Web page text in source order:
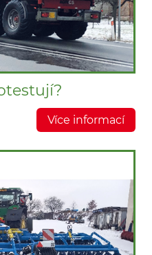
Více informací